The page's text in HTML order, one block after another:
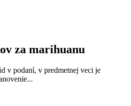
za marihuanu
v podaní, v predmetnej veci je